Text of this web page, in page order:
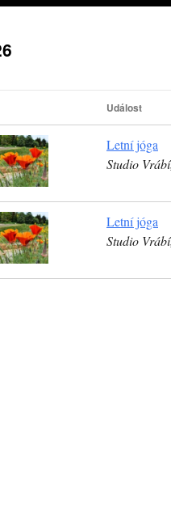
Událost
Letní jóga
Studio
Letní jóga
Studio